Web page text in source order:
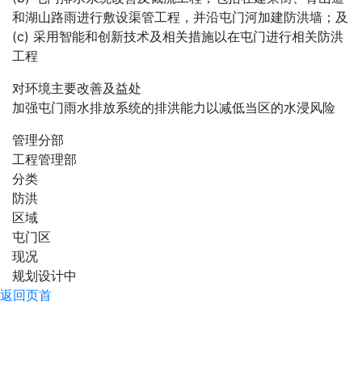
和湖山路雨进行敷设渠管工程，并沿屯门河加建防洪墙；及
(c) 采用智能和创新技术及相关措施以在屯门进行相关防洪
工程
对环境主要改善及益处
加强屯门雨水排放系统的排洪能力以减低当区的水浸风险
管理分部
工程管理部
分类
防洪
区域
屯门区
现况
规划设计中
返回页首